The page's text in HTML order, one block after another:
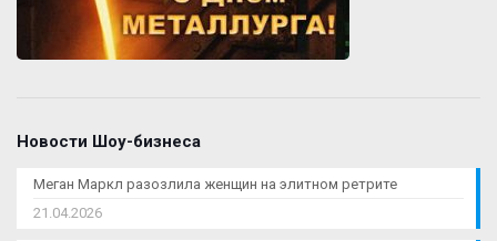
Новости Шоу-бизнеса
Меган Маркл разозлила женщин на элитном ретрите
21.04.2026